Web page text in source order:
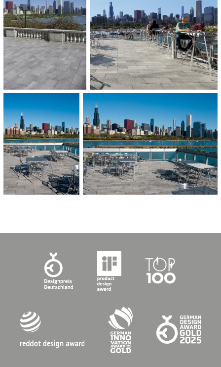
OPLEVERING:
2009
CATEGORIE:
Hotels en horeca
Kunst en cultuur
Pleinen en promenades